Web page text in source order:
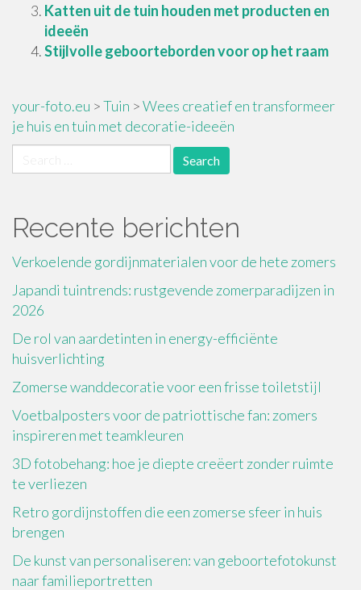
Katten uit de tuin houden met producten en
ideeën
Stijlvolle geboorteborden voor op het raam
your-foto.eu >Tuin >Wees creatief en transformeer
je huis en tuin met decoratie-ideeën
for:
Recente berichten
Verkoelende gordijnmaterialen voor de hete zomers
Japandi tuintrends: rustgevende zomerparadijzen in
2026
De rol van aardetinten in energy-efficiënte
huisverlichting
Zomerse wanddecoratie voor een frisse toiletstijl
Voetbalposters voor de patriottische fan: zomers
inspireren met teamkleuren
3D fotobehang: hoe je diepte creëert zonder ruimte
te verliezen
Retro gordijnstoffen die een zomerse sfeer in huis
brengen
De kunst van personaliseren: van geboortefotokunst
naar familieportretten